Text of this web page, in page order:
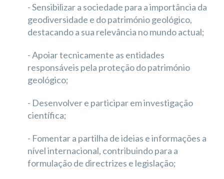
- Sensibilizar a sociedade para a importância da
geodiversidade e do património geológico,
destacando a sua relevância no mundo actual;
- Apoiar tecnicamente as entidades
responsáveis pela proteção do património
geológico;
- Desenvolver e participar em investigação
científica;
- Fomentar a partilha de ideias e informações a
nível internacional, contribuindo para a
formulação de directrizes e legislação;